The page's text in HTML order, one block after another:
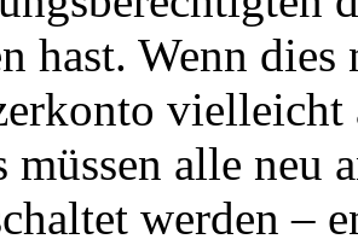
hast. Wenn
müssen alle neu
werden –